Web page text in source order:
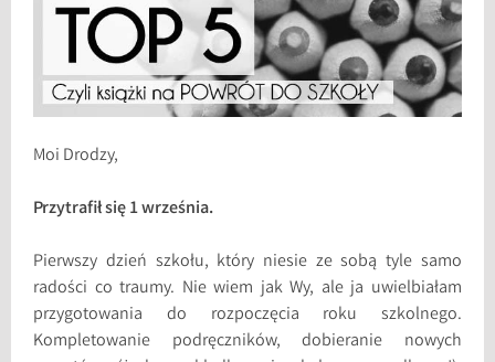
Moi Drodzy,
Przytrafił się 1 września.
Pierwszy dzień szkołu, który niesie ze sobą tyle samo
radości co traumy. Nie wiem jak Wy, ale ja uwielbiałam
przygotowania do rozpoczęcia roku szkolnego.
Kompletowanie podręczników, dobieranie nowych